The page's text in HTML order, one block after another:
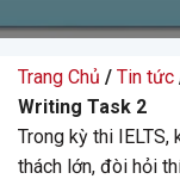
Trang Chủ / Tin tức
Writing Task 2
Trong kỳ thi
thách lớn, đòi hỏi